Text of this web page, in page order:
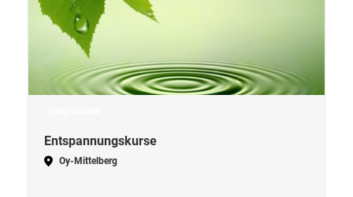
Entspannungskurse
Oy-Mittelberg